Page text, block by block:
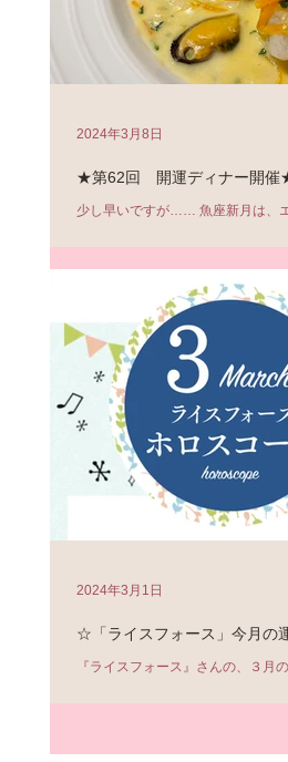
★第62回 開運ディナー開催
少し早いですが…… 魚座新月は、
ることで、「運」を高めていくこ
回のスペシャルメニューはこちら↓
2024年3月8日
☆「ライスフォース」今月の
『ライスフォース』さんの、３月
2024年3月1日